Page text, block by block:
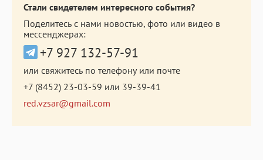
Стали свидетелем интересного события?
Поделитесь с нами новостью, фото или видео в
мессенджерах:
+7 927 132-57-91
или свяжитесь по телефону или почте
+7 (8452) 23-03-59 или 39-39-41
red.vzsar@gmail.com